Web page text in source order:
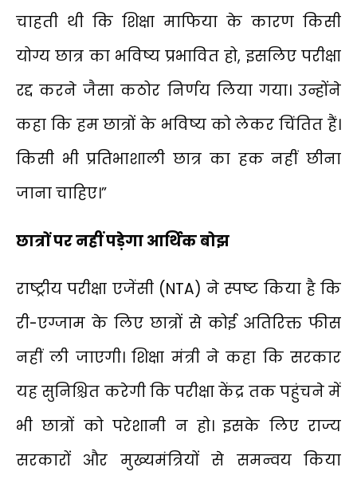
चाहती थी कि शिक्षा माफिया के कारण किसी
योग्य छात्र का भविष्य प्रभावित हो, इसलिए परीक्षा
रद्द करने जैसा कठोर निर्णय लिया गया। उन्होंने
कहा कि हम छात्रों के भविष्य को लेकर चिंतित हैं।
किसी भी प्रतिभाशाली छात्र का हक नहीं छीना
जाना चाहिए।”
छात्रों पर नहीं पड़ेगा आर्थिक बोझ
राष्ट्रीय परीक्षा एजेंसी (NTA) ने स्पष्ट किया है कि
री-एग्जाम के लिए छात्रों से कोई अतिरिक्त फीस
नहीं ली जाएगी। शिक्षा मंत्री ने कहा कि सरकार
यह सुनिश्चित करेगी कि परीक्षा केंद्र तक पहुंचने में
भी छात्रों को परेशानी न हो। इसके लिए राज्य
सरकारों और मुख्यमंत्रियों से समन्वय किया